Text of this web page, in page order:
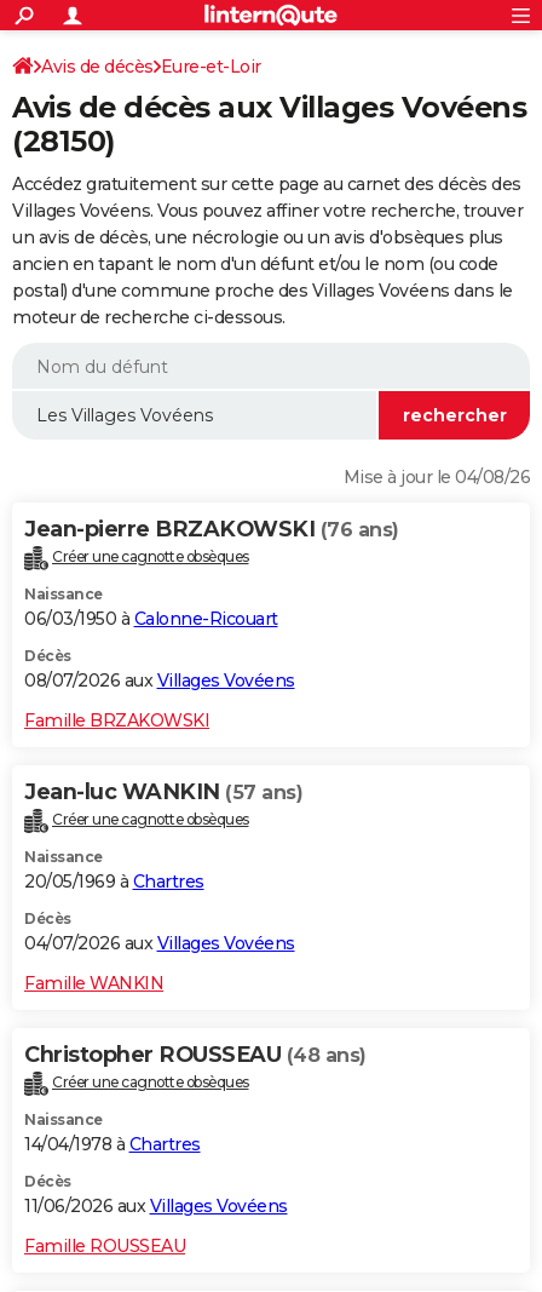
ACTUALITÉS
Politique
Société
Faits Divers
Education
Monde
Villes
+
SPORT
Coupe du monde 2026
Football
Tennis
Cyclisme
Rugby
Forum
FINANCE
Retraite
Impôts
Epargne
Immobilier
Risques naturels par ville
Banque
Assurance
Crédit
AUTO
Essais
Réserver un essai
Citadines
Berlines
SUV
Forum auto
+
HIGH-TECH
Mobiles
Meilleur smartphone
Internet
Ordinateurs
Jeux vidéo
Guide high-tech
+BRICOLAGE
Forum
Aménagement intérieur
Extérieur
Cuisine
Salle de bains
Jardinage
Rangement
WEEK-END
Guides de France
Escapades
Patrimoine
Expositions
Musées
Week-end nature
LIFESTYLE
Alimentation
Guide de la santé
Maladies
Médicaments
Sommeil
VOYAGE
Destinations
City break
Voyage nature
Voyage de noces
Forum
Climat
+PHOTO
GUIDES D'ACHAT
BONS PLANS
CARTE DE VOEUX
Dictionnaire
Biographies
Citations
Expressions
Proverbes
PROGRAMME TV
COPAINS D'AVANT
S'inscrire
Se connecter
Lycées
Collèges
Primaires
Universités
Entreprises
Service militaire
Avis de recherche
AVIS DE DÉCÈS
S'inscrire
Connexion
Avis de décès Eure-et-Loir
Avis de décès aux Villages Vovéens
(28150)
Accédez gratuitement sur cette page au carnet des décès des
Villages Vovéens. Vous pouvez affiner votre recherche, trouver
un avis de décès, une nécrologie ou un avis d'obsèques plus
ancien en tapant le nom d'un défunt et/ou le nom (ou code
postal) d'une commune proche des Villages Vovéens dans le
moteur de recherche ci-dessous.
Mise à jour le 04/08/26
Jean-pierre BRZAKOWSKI (76 ans)
Créer une cagnotte obsèques
Naissance
06/03/1950 à Calonne-Ricouart
Décès
08/07/2026 auxVillages Vovéens
Famille BRZAKOWSKI
Jean-luc WANKIN (57 ans)
Créer une cagnotte obsèques
Naissance
20/05/1969 à Chartres
Décès
04/07/2026 auxVillages Vovéens
Famille WANKIN
Christopher ROUSSEAU (48 ans)
Créer une cagnotte obsèques
Naissance
14/04/1978 à Chartres
Décès
11/06/2026 auxVillages Vovéens
Famille ROUSSEAU